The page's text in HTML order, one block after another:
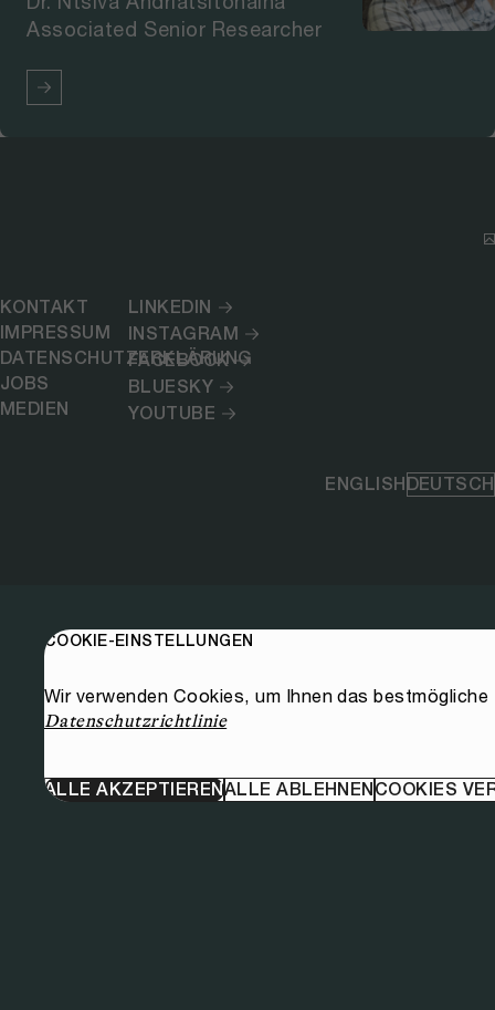
Associated Senior Researcher
KONTAKT
IMPRESSUM
DATENSCHUTZERKLÄRUNG
JOBS
MEDIEN
LINKEDIN
INSTAGRAM
FACEBOOK
BLUESKY
YOUTUBE
ENGLISHDEUTSCH
COOKIE-EINSTELLUNGEN
Wir verwenden Cookies, um Ihnen das
Datenschutzrichtlinie
ALLE AKZEPTIERENALLE ABLEHNENCOOKIES